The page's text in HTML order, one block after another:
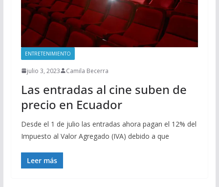
ENTRETENIMIENTO
julio 3, 2023 Camila Becerra
Las entradas al cine suben de
precio en Ecuador
Desde el 1 de julio las entradas ahora pagan el 12% del
Impuesto al Valor Agregado (IVA) debido a que
Leer más